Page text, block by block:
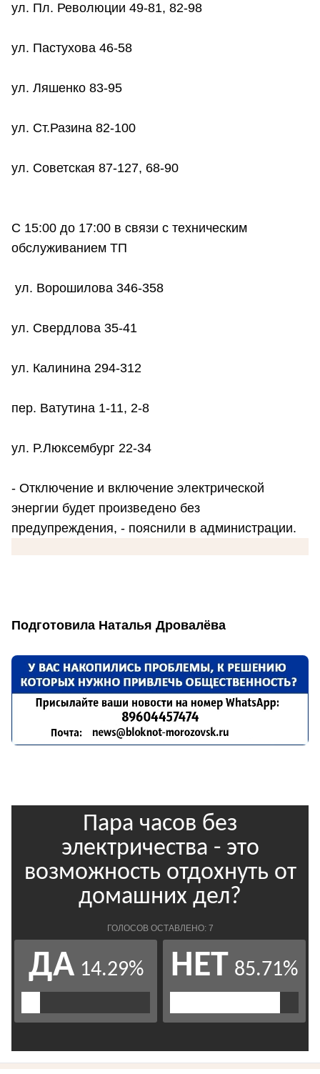
ул. Пл. Революции 49-81, 82-98
ул. Пастухова 46-58
ул. Ляшенко 83-95
ул. Ст.Разина 82-100
ул. Советская 87-127, 68-90
С 15:00 до 17:00 в связи с техническим
обслуживанием ТП
ул. Ворошилова 346-358
ул. Свердлова 35-41
ул. Калинина 294-312
пер. Ватутина 1-11, 2-8
ул. Р.Люксембург 22-34
- Отключение и включение электрической
энергии будет произведено без
предупреждения, - пояснили в администрации.
Подготовила Наталья Дровалёва